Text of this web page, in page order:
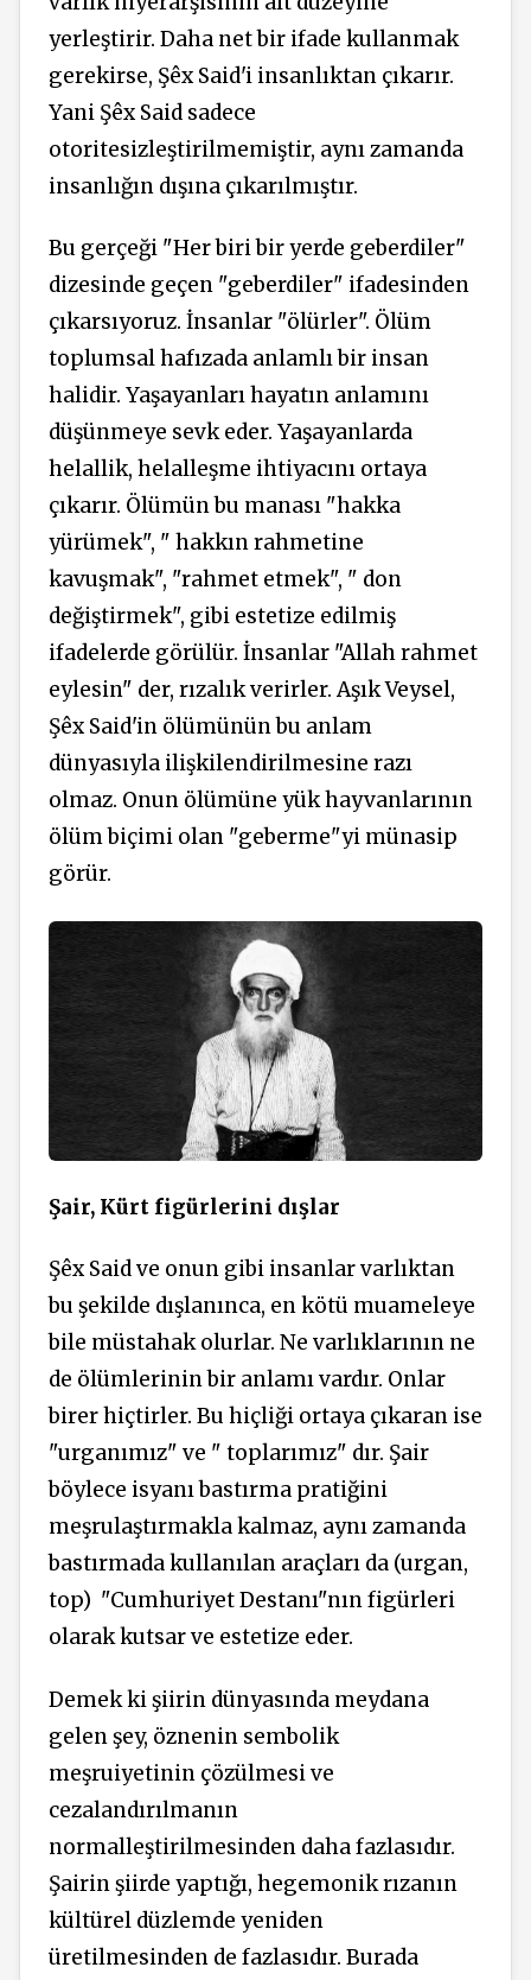
yerleştirir. Daha net bir ifade kullanmak
gerekirse, Şêx Said'i insanlıktan çıkarır.
Yani Şêx Said sadece
otoritesizleştirilmemiştir, aynı zamanda
insanlığın dışına çıkarılmıştır.
Bu gerçeği "Her biri bir yerde geberdiler"
dizesinde geçen "geberdiler" ifadesinden
çıkarsıyoruz. İnsanlar "ölürler". Ölüm
toplumsal hafızada anlamlı bir insan
halidir. Yaşayanları hayatın anlamını
düşünmeye sevk eder. Yaşayanlarda
helallik, helalleşme ihtiyacını ortaya
çıkarır. Ölümün bu manası "hakka
yürümek", " hakkın rahmetine
kavuşmak", "rahmet etmek", " don
değiştirmek", gibi estetize edilmiş
ifadelerde görülür. İnsanlar "Allah rahmet
eylesin" der, rızalık verirler. Aşık Veysel,
Şêx Said'in ölümünün bu anlam
dünyasıyla ilişkilendirilmesine razı
olmaz. Onun ölümüne yük hayvanlarının
ölüm biçimi olan "geberme"yi münasip
görür.
Şair, Kürt figürlerini dışlar
Şêx Said ve onun gibi insanlar varlıktan
bu şekilde dışlanınca, en kötü muameleye
bile müstahak olurlar. Ne varlıklarının ne
de ölümlerinin bir anlamı vardır. Onlar
birer hiçtirler. Bu hiçliği ortaya çıkaran ise
"urganımız" ve " toplarımız" dır. Şair
böylece isyanı bastırma pratiğini
meşrulaştırmakla kalmaz, aynı zamanda
bastırmadakullanılan araçları da (urgan,
top) "CumhuriyetDestanı"nınfigürleri
olarak kutsar ve estetize eder.
Demek ki şiirin dünyasında meydana
gelen şey, öznenin sembolik
meşruiyetinin çözülmesi ve
cezalandırılmanın
normalleştirilmesinden daha fazlasıdır.
Şairin şiirde yaptığı, hegemonik rızanın
kültürel düzlemde yeniden
üretilmesinden de fazlasıdır. Burada